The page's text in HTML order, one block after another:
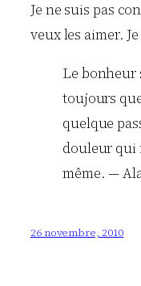
Je ne suis pas
veux les aimer.
Le bonheur
toujours
quelque
douleur qui
même. —
26 novembre, 2010